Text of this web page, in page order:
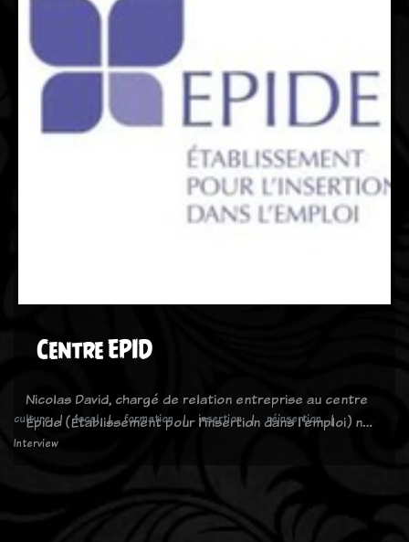
Centre EPID
Nicolas David, chargé de relation entreprise au centre
Epide (Établissement pour l'insertion dans l'emploi) n…
culture local formation insertion
réinsertion
Interview